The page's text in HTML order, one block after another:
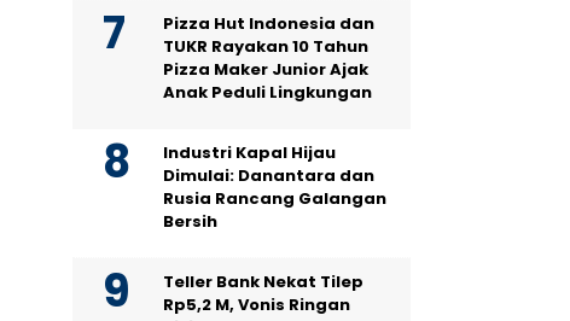
Pizza Hut Indonesia dan
TUKR Rayakan 10 Tahun
Pizza Maker Junior Ajak
Anak Peduli Lingkungan
Industri Kapal Hijau
Dimulai: Danantara dan
Rusia Rancang Galangan
Bersih
Teller Bank Nekat Tilep
Rp5,2 M, Vonis Ringan